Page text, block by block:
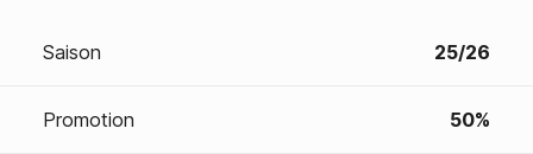
Saison 25/26
Promotion 50%